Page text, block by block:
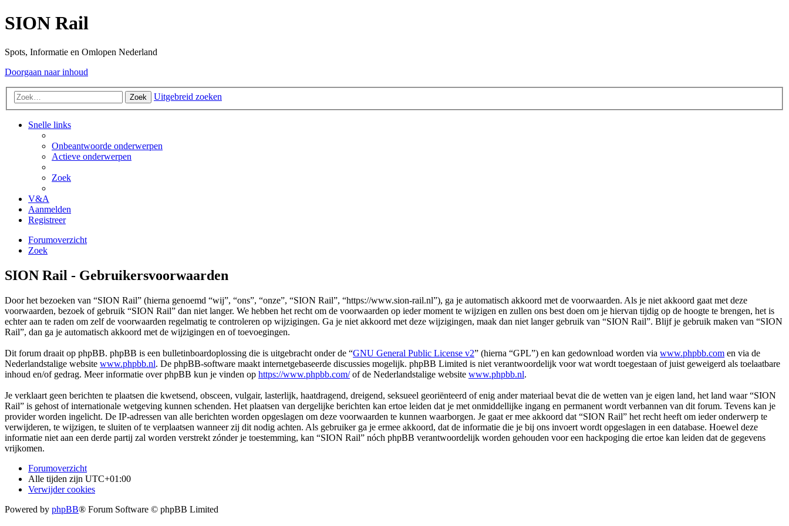
SION Rail
Spots, Informatie en Omlopen Nederland
Doorgaan naar inhoud
Zoek Uitgebreid zoeken
Snelle links
Onbeantwoorde onderwerpen
Actieve onderwerpen
Zoek
V&A
Aanmelden
Registreer
Forumoverzicht
Zoek
SION Rail - Gebruikersvoorwaarden
Door het bezoeken van “SION Rail” (hierna genoemd “wij”, “ons”, “onze”, “SION Rail”, “https://www.sion-rail.nl”), ga je automatisch akkoord met de voorwaarden. Als je niet akkoord gaat met deze
voorwaarden, bezoek of gebruik “SION Rail” dan niet langer. We hebben het recht om de voorwaarden op ieder moment te wijzigen en zullen ons best doen om je hiervan tijdig op de hoogte te brengen, het is
echter aan te raden om zelf de voorwaarden regelmatig te controleren op wijzigingen. Ga je niet akkoord met deze wijzigingen, maak dan niet langer gebruik van “SION Rail”. Blijf je gebruik maken van “SION
Rail”, dan ga je automatisch akkoord met de wijzigingen en of toevoegingen.
Dit forum draait op phpBB. phpBB is een bulletinboardoplossing die is uitgebracht onder de “GNU General Public License v2” (hierna “GPL”) en kan gedownload worden via www.phpbb.com en via de
Nederlandstalige website www.phpbb.nl. De phpBB-software maakt internetgebaseerde discussies mogelijk. phpBB Limited is niet verantwoordelijk voor wat wordt toegestaan of juist geweigerd als toelaatbare
inhoud en/of gedrag. Meer informatie over phpBB kun je vinden op https://www.phpbb.com/of de Nederlandstalige website www.phpbb.nl.
Je verklaart geen berichten te plaatsen die kwetsend, obsceen, vulgair, lasterlijk, haatdragend, dreigend, seksueel georiënteerd of enig ander materiaal bevat die de wetten van je eigen land, het land waar “SION
Rail” is gehost of internationale wetgeving kunnen schenden. Het plaatsen van dergelijke berichten kan ertoe leiden dat je met onmiddellijke ingang en permanent wordt verbannen van dit forum. Tevens kan je
provider worden ingelicht. De IP-adressen van alle berichten worden opgeslagen om deze voorwaarden te kunnen waarborgen. Je gaat er mee akkoord dat “SION Rail” het recht heeft om ieder onderwerp te
verwijderen, te wijzigen, te sluiten of te verplaatsen wanneer zij dit nodig achten. Als gebruiker ga je ermee akkoord, dat de informatie die je bij ons invoert wordt opgeslagen in een database. Hoewel deze
informatie niet aan een derde partij zal worden verstrekt zónder je toestemming, kan “SION Rail” nóch phpBB verantwoordelijk worden gehouden voor een hackpoging die ertoe kan leiden dat de gegevens
vrijkomen.
Forumoverzicht
Alle tijden zijn UTC+01:00
Verwijder cookies
Powered by phpBB® Forum Software © phpBB Limited